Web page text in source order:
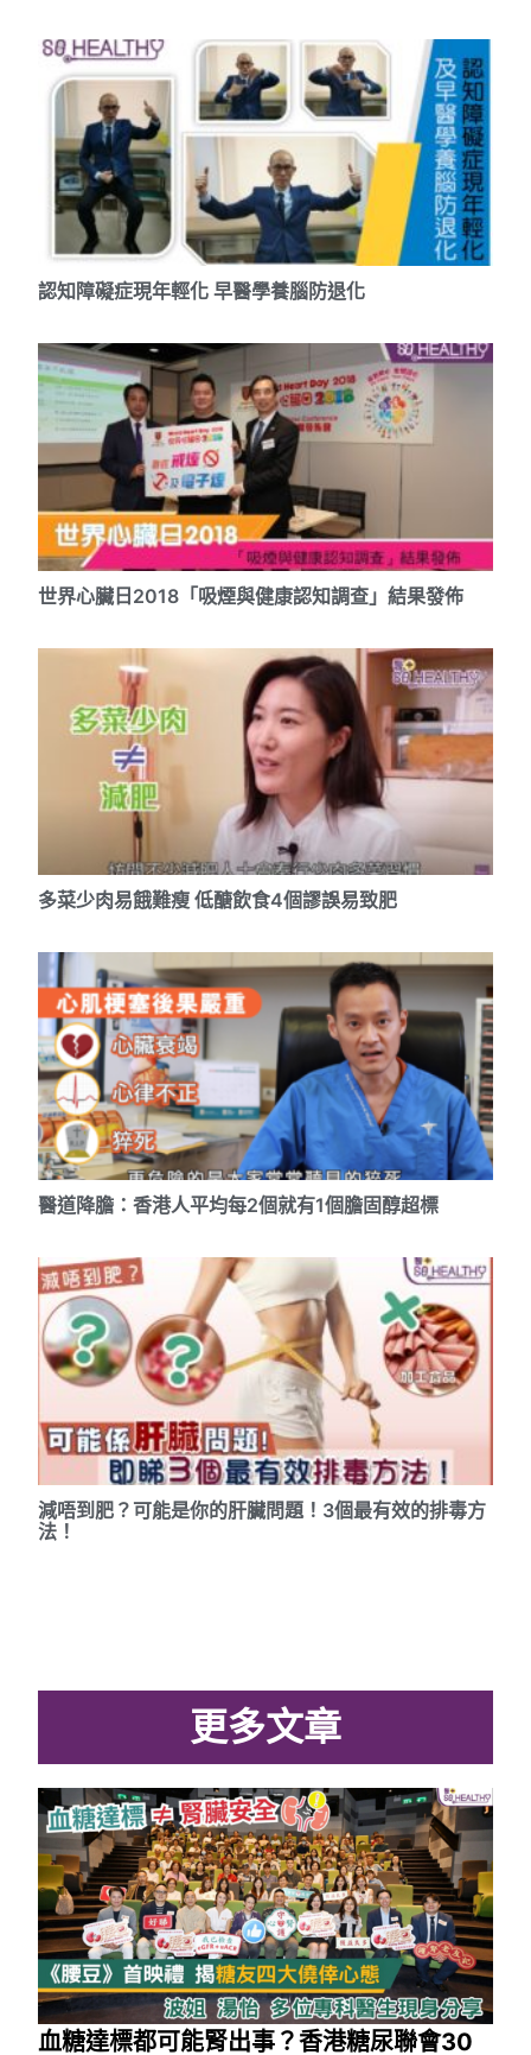
認知障礙症現年輕化 早醫學養腦防退化
世界心臟日2018「吸煙與健康認知調查」結果發佈
多菜少肉易餓難瘦 低醣飲食4個謬誤易致肥
醫道降膽：香港人平均每2個就有1個膽固醇超標
減唔到肥？可能是你的肝臟問題！3個最有效的排毒方
法！
更多文章
血糖達標都可能腎出事？香港糖尿聯會30